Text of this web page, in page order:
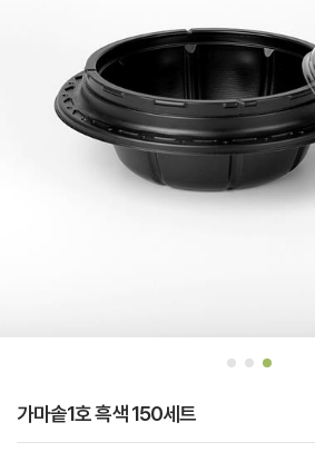
가마솥1호 흑색 150세트